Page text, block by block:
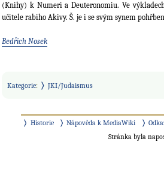
(Knihy) k Numeri a Deuteronomiu. Ve
učitele rabiho Akivy. Š. je i se svým synem
Bedřich Nosek
Kategorie: JKI/Judaismus
Historie Nápověda k MediaWiki
Stránka byla